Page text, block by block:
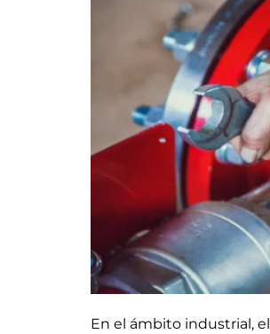
En el ámbito industrial, el